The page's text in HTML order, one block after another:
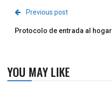
Previous post
Protocolo de entrada al hogar
YOU MAY LIKE